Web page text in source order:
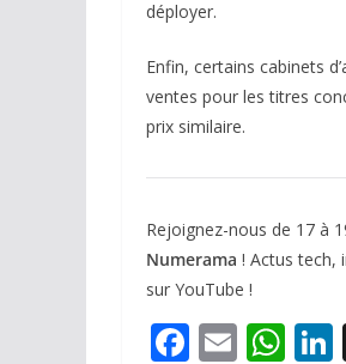
déployer.
Enfin, certains cabinets
ventes pour les titres
prix similaire.
Rejoignez-nous de 17 à
Numerama ! Actus tech,
sur YouTube !
F E W